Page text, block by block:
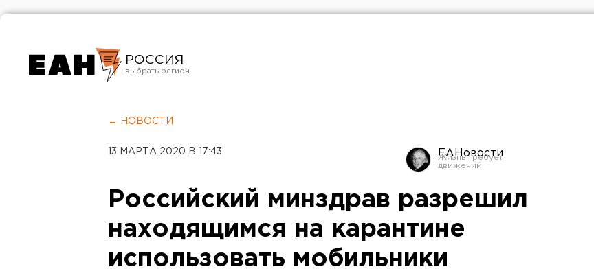
РОССИЯ
Челябинск
← НОВОСТИ
13 МАРТА 2020 В 17:43 ЕАНовости
Российский минздрав разрешил
находящимся на карантине
использовать мобильники